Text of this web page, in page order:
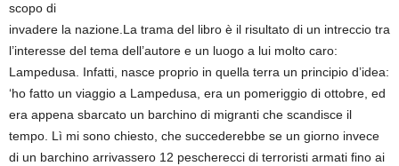
scopo di
invadere la nazione.La trama del libro è il risultato di un intreccio tra
l’interesse del tema dell’autore e un luogo a lui molto caro:
Lampedusa. Infatti, nasce proprio in quella terra un principio d’idea:
‘ho fatto un viaggio a Lampedusa, era un pomeriggio di ottobre, ed
era appena sbarcato un barchino di migranti che scandisce il
tempo. Lì mi sono chiesto, che succederebbe se un giorno invece
di un barchino arrivassero 12 pescherecci di terroristi armati fino ai